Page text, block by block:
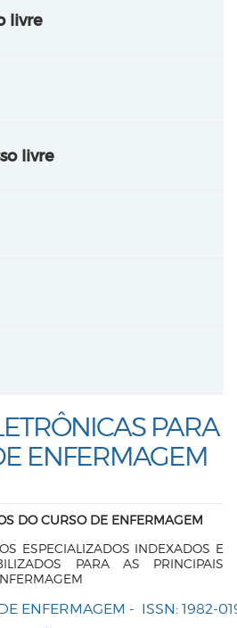
livre
livre
PARA
ENFERMAGEM
DO CURSO DE ENFERMAGEM
ESPECIALIZADOS INDEXADOS E
PARA AS PRINCIPAIS
ENFERMAGEM - ISSN: 1982-